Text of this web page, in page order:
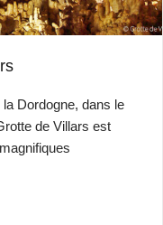
Dordogne, dans le
de Villars est